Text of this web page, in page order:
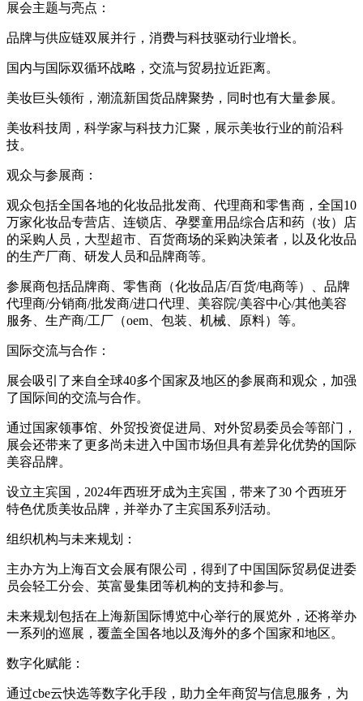
展会主题与亮点：
品牌与供应链双展并行，消费与科技驱动行业增长。
国内与国际双循环战略，交流与贸易拉近距离。
美妆巨头领衔，潮流新国货品牌聚势，同时也有大量参展。
美妆科技周，科学家与科技力汇聚，展示美妆行业的前沿科
技。
观众与参展商：
观众包括全国各地的化妆品批发商、代理商和零售商，全国10
万家化妆品专营店、连锁店、孕婴童用品综合店和药（妆）店
的采购人员，大型超市、百货商场的采购决策者，以及化妆品
的生产厂商、研发人员和品牌商等。
参展商包括品牌商、零售商（化妆品店/百货/电商等）、品牌
代理商/分销商/批发商/进口代理、美容院/美容中心/其他美容
服务、生产商/工厂（oem、包装、机械、原料）等。
国际交流与合作：
展会吸引了来自全球40多个国家及地区的参展商和观众，加强
了国际间的交流与合作。
通过国家领事馆、外贸投资促进局、对外贸易委员会等部门，
展会还带来了更多尚未进入中国市场但具有差异化优势的国际
美容品牌。
设立主宾国，2024年西班牙成为主宾国，带来了30 个西班牙
特色优质美妆品牌，并举办了主宾国系列活动。
组织机构与未来规划：
主办方为上海百文会展有限公司，得到了中国国际贸易促进委
员会轻工分会、英富曼集团等机构的支持和参与。
未来规划包括在上海新国际博览中心举行的展览外，还将举办
一系列的巡展，覆盖全国各地以及海外的多个国家和地区。
数字化赋能：
通过cbe云快选等数字化手段，助力全年商贸与信息服务，为